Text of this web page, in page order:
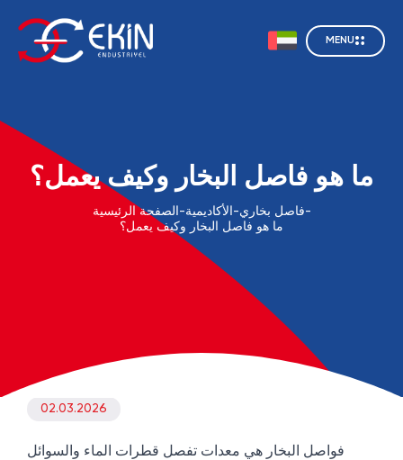
MENU
ما هو فاصل البخار وكيف يعمل؟
الصفحة الرئيسية -الأكاديمية -فاصل بخاري-
ما هو فاصل البخار وكيف يعمل؟
02.03.2026
فواصل البخار هي معدات تفصل قطرات الماء والسوائل